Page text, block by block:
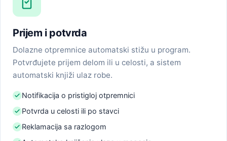
Prijem i potvrda
Dolazne otpremnice automatski stižu u program.
Potvrđujete prijem delom ili u celosti, a sistem
automatski knjiži ulaz robe.
Notifikacija o pristigloj otpremnici
Potvrda u celosti ili po stavci
Reklamacija sa razlogom